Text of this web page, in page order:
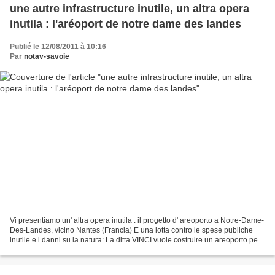
une autre infrastructure inutile, un altra opera
inutila : l'aréoport de notre dame des landes
Publié le 12/08/2011 à 10:16
Par notav-savoie
Vi presentiamo un' altra opera inutila : il progetto d' areoporto a Notre-Dame-
Des-Landes, vicino Nantes (Francia) E una lotta contro le spese publiche
inutile e i danni su la natura: La ditta VINCI vuole costruire un areoporto per i